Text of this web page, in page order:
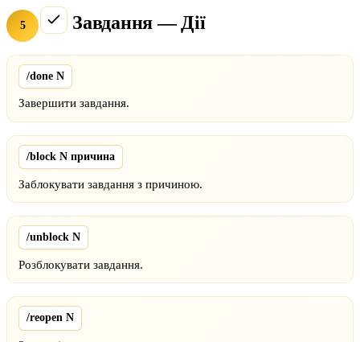
5 Завдання — Дії
/done N
Завершити завдання.
/block N причина
Заблокувати завдання з причиною.
/unblock N
Розблокувати завдання.
/reopen N